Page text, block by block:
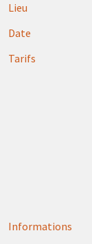
Lieu
Date
Tarifs
Informations